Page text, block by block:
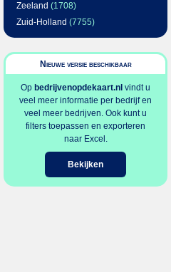
Zeeland (1708)
Zuid-Holland (7755)
Nieuwe versie beschikbaar
Op bedrijvenopdekaart.nl vindt u
veel meer informatie per bedrijf en
veel meer bedrijven. Ook kunt u
filters toepassen en exporteren
naar Excel.
Bekijken